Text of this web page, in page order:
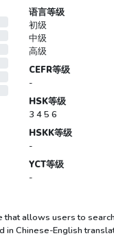
语言等级
初级
中级
高级
CEFR等级
-
HSK等级
3 4 5 6
HSKK等级
-
YCT等级
-
that allows users to
Chinese-English